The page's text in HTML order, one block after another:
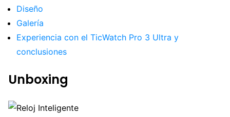
Diseño
Galería
Experiencia con el TicWatch Pro 3 Ultra y
conclusiones
Unboxing